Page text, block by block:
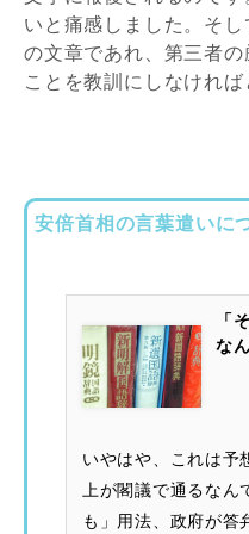
いと痛感しました。そ
の文章であれ、第三者
ことを教訓にしなければ
安倍首相の言葉遣いに
「
な
いやはや、これは予
上が閣議で通るな
も」用法、政府が